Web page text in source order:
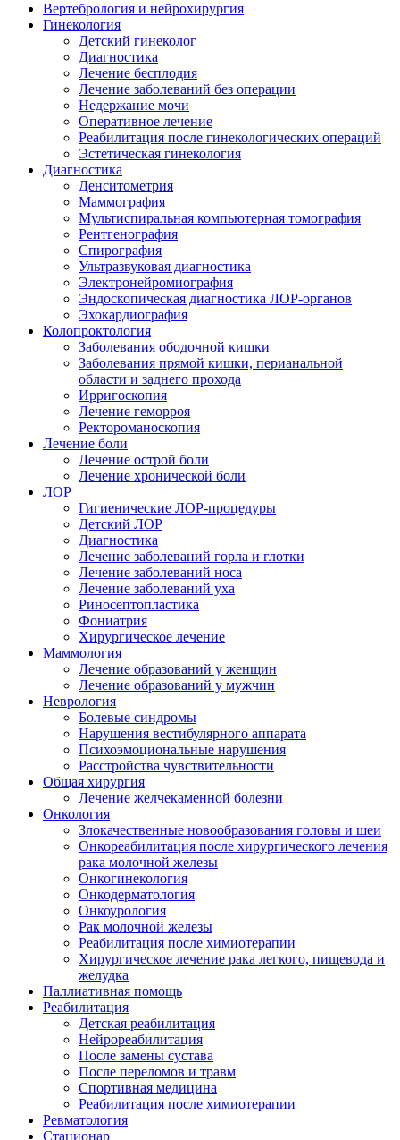
Вертебрология и нейрохирургия
Гинекология
Детский гинеколог
Диагностика
Лечение бесплодия
Лечение заболеваний без операции
Недержание мочи
Оперативное лечение
Реабилитация после гинекологических операций
Эстетическая гинекология
Диагностика
Денситометрия
Маммография
Мультиспиральная компьютерная томография
Рентгенография
Спирография
Ультразвуковая диагностика
Электронейромиография
Эндоскопическая диагностика ЛОР-органов
Эхокардиография
Колопроктология
Заболевания ободочной кишки
Заболевания прямой кишки, перианальной
области и заднего прохода
Ирригоскопия
Лечение геморроя
Ректороманоскопия
Лечение боли
Лечение острой боли
Лечение хронической боли
ЛОР
Гигиенические ЛОР-процедуры
Детский ЛОР
Диагностика
Лечение заболеваний горла и глотки
Лечение заболеваний носа
Лечение заболеваний уха
Риносептопластика
Фониатрия
Хирургическое лечение
Маммология
Лечение образований у женщин
Лечение образований у мужчин
Неврология
Болевые синдромы
Нарушения вестибулярного аппарата
Психоэмоциональные нарушения
Расстройства чувствительности
Общая хирургия
Лечение желчекаменной болезни
Онкология
Злокачественные новообразования головы и шеи
Онкореабилитация после хирургического лечения
рака молочной железы
Онкогинекология
Онкодерматология
Онкоурология
Рак молочной железы
Реабилитация после химиотерапии
Хирургическое лечение рака легкого, пищевода и
желудка
Паллиативная помощь
Реабилитация
Детская реабилитация
Нейрореабилитация
После замены сустава
После переломов и травм
Спортивная медицина
Реабилитация после химиотерапии
Ревматология
Стационар